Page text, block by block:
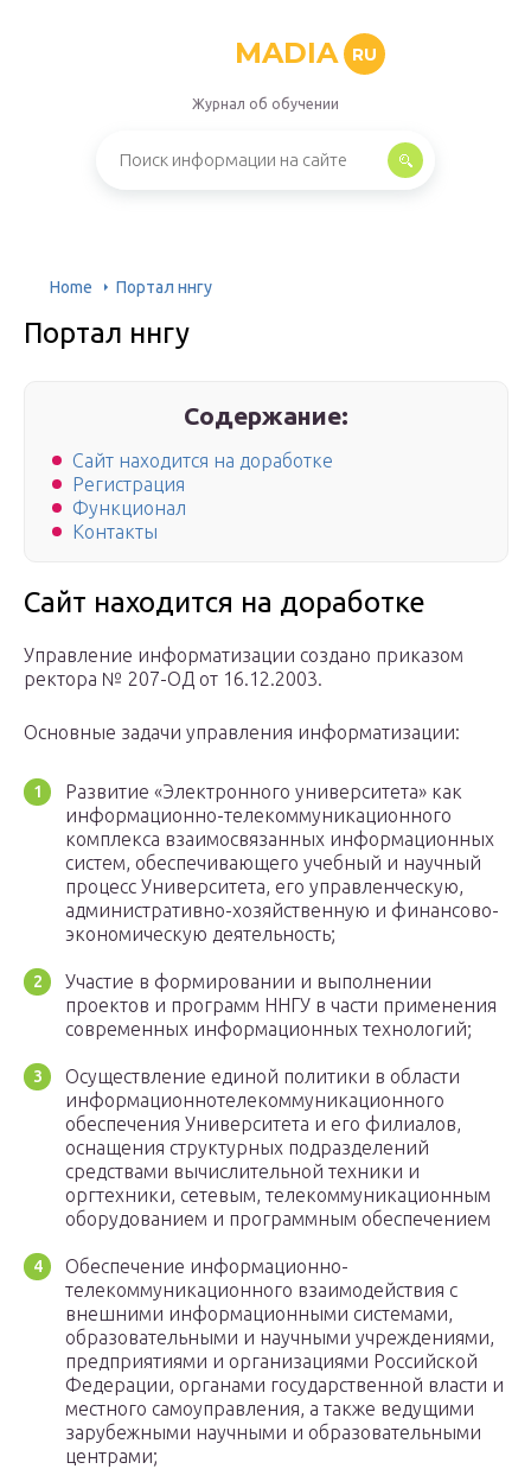
MADIA RU
Журнал об обучении
Home Портал ннгу
Портал ннгу
Содержание:
Сайт находится на доработке
Регистрация
Функционал
Контакты
Сайт находится на доработке
Управление информатизации создано приказом
ректора № 207-ОД от 16.12.2003.
Основные задачи управления информатизации:
Развитие «Электронного университета» как
информационно-телекоммуникационного
комплекса взаимосвязанных информационных
систем, обеспечивающего учебный и научный
процесс Университета, его управленческую,
административно-хозяйственную и финансово-
экономическую деятельность;
Участие в формировании и выполнении
проектов и программ ННГУ в части применения
современных информационных технологий;
Осуществление единой политики в области
информационно­телекоммуникационного
обеспечения Университета и его филиалов,
оснащения структурных подразделений
средствами вычислительной техники и
оргтехники, сетевым, телекоммуникационным
оборудованием и программным обеспечением
Обеспечение информационно-
телекоммуникационного взаимодействия с
внешними информационными системами,
образовательными и научными учреждениями,
предприятиями и организациями Российской
Федерации, органами государственной власти и
местного самоуправления, а также ведущими
зарубежными научными и образовательными
центрами;